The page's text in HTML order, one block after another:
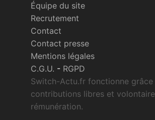
Équipe du site
Recrutement
Contact
Contact presse
Mentions légales
C.G.U. - RGPD
Switch-Actu.fr fonctionne grâce
contributions libres et
rémunération.